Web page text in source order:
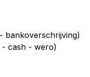
bankoverschrijving)
cash - wero)